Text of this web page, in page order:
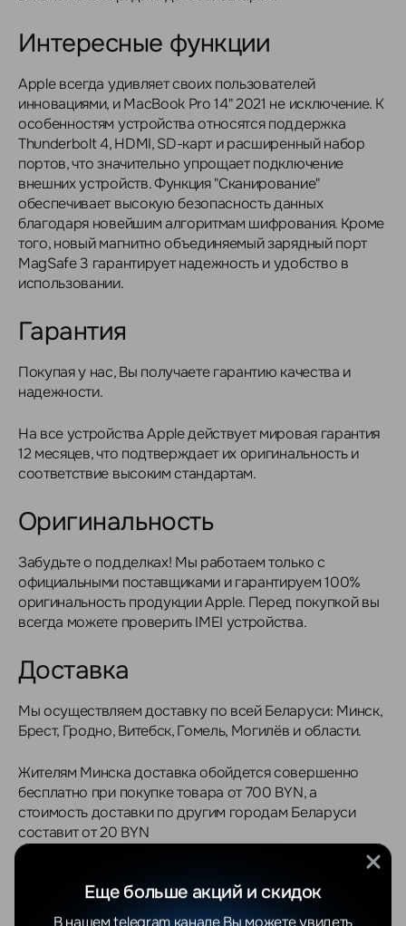
Интересные функции
Apple всегда удивляет своих пользователей
инновациями, и MacBook Pro 14" 2021 не исключение. К
особенностям устройства относятся поддержка
Thunderbolt 4, HDMI, SD-карт и расширенный набор
портов, что значительно упрощает подключение
внешних устройств. Функция "Сканирование"
обеспечивает высокую безопасность данных
благодаря новейшим алгоритмам шифрования. Кроме
того, новый магнитно объединяемый зарядный порт
MagSafe 3 гарантирует надежность и удобство в
использовании.
Гарантия
Покупая у нас, Вы получаете гарантию качества и
надежности.
На все устройства Apple действует мировая гарантия
12 месяцев, что подтверждает их оригинальность и
соответствие высоким стандартам.
Оригинальность
Забудьте о подделках! Мы работаем только с
официальными поставщиками и гарантируем 100%
оригинальность продукции Apple. Перед покупкой вы
всегда можете проверить IMEI устройства.
Доставка
Мы осуществляем доставку по всей Беларуси: Минск,
Брест, Гродно, Витебск, Гомель, Могилёв и области.
Жителям Минска доставка обойдется совершенно
бесплатно при покупке товара от 700 BYN, а
стоимость доставки по другим городам Беларуси
составит от 20 BYN
Оплата
Для юридических лиц предусмотрена оплата по
Еще больше акций и скидок
В нашем telegram канале Вы можете увидеть